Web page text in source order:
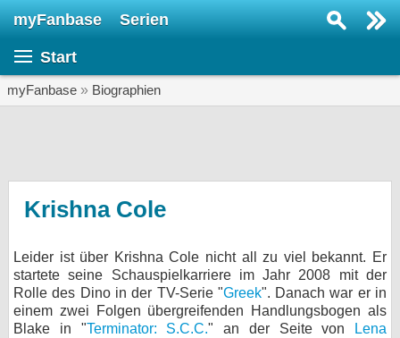
myFanbase Serien
Start
myFanbase » Biographien
Krishna Cole
Leider ist über Krishna Cole nicht all zu viel bekannt. Er
startete seine Schauspielkarriere im Jahr 2008 mit der
Rolle des Dino in der TV-Serie "Greek". Danach war er in
einem zwei Folgen übergreifenden Handlungsbogen als
Blake in "Terminator: S.C.C." an der Seite von
Lena
KULTUR
Specials
SERVICE